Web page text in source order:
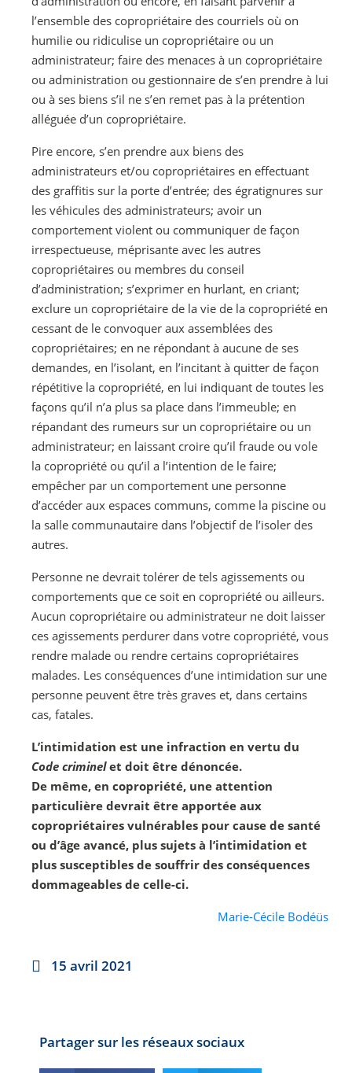
l’ensemble des copropriétaire des courriels où on
humilie ou ridiculise un copropriétaire ou un
administrateur; faire des menaces à un copropriétaire
ou administration ou gestionnaire de s’en prendre à lui
ou à ses biens s’il ne s’en remet pas à la prétention
alléguée d’un copropriétaire.
Pire encore, s’en prendre aux biens des
administrateurs et/ou copropriétaires en effectuant
des graffitis sur la porte d’entrée; des égratignures sur
les véhicules des administrateurs; avoir un
comportement violent ou communiquer de façon
irrespectueuse, méprisante avec les autres
copropriétaires ou membres du conseil
d’administration; s’exprimer en hurlant, en criant;
exclure un copropriétaire de la vie de la copropriété en
cessant de le convoquer aux assemblées des
copropriétaires; en ne répondant à aucune de ses
demandes, en l’isolant, en l’incitant à quitter de façon
répétitive la copropriété, en lui indiquant de toutes les
façons qu’il n’a plus sa place dans l’immeuble; en
répandant des rumeurs sur un copropriétaire ou un
administrateur; en laissant croire qu’il fraude ou vole
la copropriété ou qu’il a l’intention de le faire;
empêcher par un comportement une personne
d’accéder aux espaces communs, comme la piscine ou
la salle communautaire dans l’objectif de l’isoler des
autres.
Personne ne devrait tolérer de tels agissements ou
comportements que ce soit en copropriété ou ailleurs.
Aucun copropriétaire ou administrateur ne doit laisser
ces agissements perdurer dans votre copropriété, vous
rendre malade ou rendre certains copropriétaires
malades. Les conséquences d’une intimidation sur une
personne peuvent être très graves et, dans certains
cas, fatales.
L’intimidation est une infraction en vertu du
Code criminelet doit être dénoncée.
De même, en copropriété, une attention
particulière devrait être apportée aux
copropriétaires vulnérables pour cause de santé
ou d’âge avancé, plus sujets à l’intimidation et
plus susceptibles de souffrir des conséquences
dommageables de celle-ci.
Marie-Cécile Bodéüs
15 avril 2021
Partager sur les réseaux sociaux